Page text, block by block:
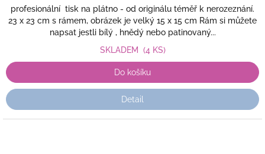
profesionální tisk na plátno - od originálu téměř k nerozeznání.
23 x 23 cm s rámem, obrázek je velký 15 x 15 cm Rám si můžete
napsat jestli bílý , hnědý nebo patinovaný...
SKLADEM (4 KS)
Do košíku
Detail